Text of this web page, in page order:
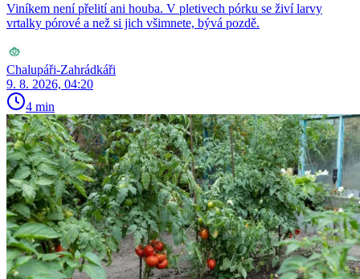
Viníkem není přelití ani houba. V pletivech pórku se živí larvy
vrtalky pórové a než si jich všimnete, bývá pozdě.
Chalupáři-Zahrádkáři
9. 8. 2026, 04:20
4 min